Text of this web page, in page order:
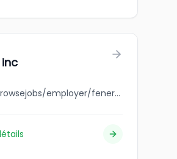
jobbank.gc.ca/browsejobs/employer/fenergic+inc/ca